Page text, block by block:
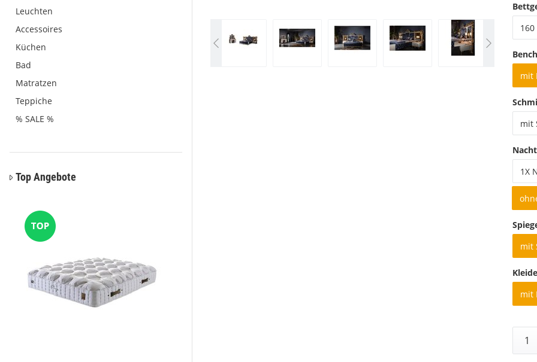
160
Bench
mit
mit
1X
mit
mit
Leuchten
Accessoires
Küchen
Bad
Matratzen
Teppiche
% SALE %
Top Angebote